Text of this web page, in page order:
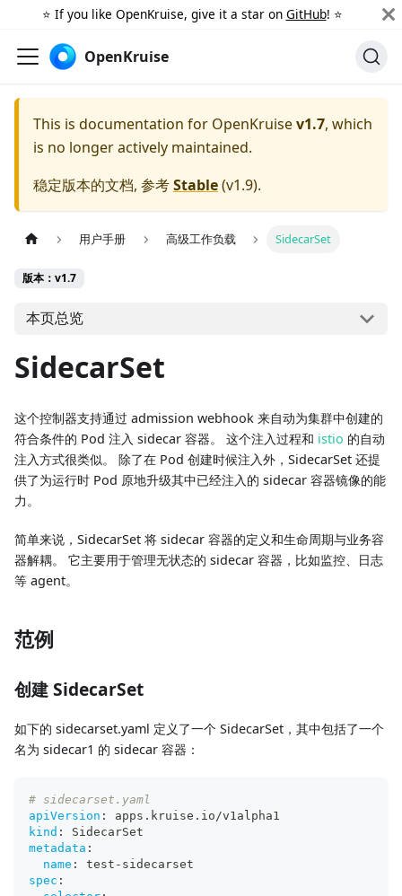
⭐️ If you like OpenKruise, give it a star on GitHub! ⭐️
OpenKruise
This is documentation for OpenKruisev1.7, which
is no longer actively maintained.
稳定版本的文档, 参考Stable(v1.9).
用户手册 高级工作负载 SidecarSet
版本：v1.7
本页总览
SidecarSet
这个控制器支持通过 admission webhook 来自动为集群中创建的
符合条件的 Pod 注入 sidecar 容器。 这个注入过程和 istio 的自动
注入方式很类似。 除了在 Pod 创建时候注入外，SidecarSet 还提
供了为运行时 Pod 原地升级其中已经注入的 sidecar 容器镜像的能
力。
简单来说，SidecarSet 将 sidecar 容器的定义和生命周期与业务容
器解耦。 它主要用于管理无状态的 sidecar 容器，比如监控、日志
等 agent。
范例
创建 SidecarSet
如下的 sidecarset.yaml 定义了一个 SidecarSet，其中包括了一个
名为 sidecar1 的 sidecar 容器：
# sidecarset.yaml
apiVersion :
apps.kruise.io/v1alpha1
kind :
SidecarSet
metadata :
name : test - sidecarset
spec :